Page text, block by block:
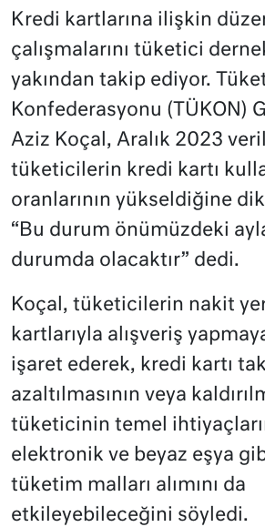
Kredi kartlarına ilişkin
çalışmalarını tüketici
yakından takip ediyor.
Konfederasyonu (TÜKON)
Aziz Koçal, Aralık 2023
tüketicilerin kredi kartı
oranlarının yükseldiğine
“Bu durum önümüzdeki
durumda olacaktır” dedi.
Koçal, tüketicilerin nakit
kartlarıyla alışveriş
işaret ederek, kredi kartı
azaltılmasının veya
tüketicinin temel
elektronik ve beyaz eşya
tüketim malları alımını da
etkileyebileceğini söyledi.